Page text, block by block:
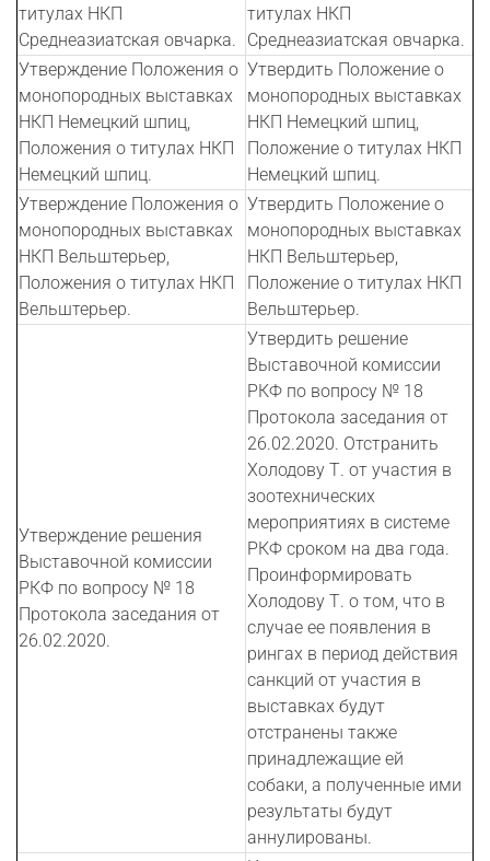
титулах НКП
Среднеазиатская овчарка.
титулах НКП
Среднеазиатская овчарка.
Утверждение Положения о
монопородных выставках
НКП Немецкий шпиц,
Положения о титулах НКП
Немецкий шпиц.
Утвердить Положение о
монопородных выставках
НКП Немецкий шпиц,
Положение о титулах НКП
Немецкий шпиц.
Утверждение Положения о
монопородных выставках
НКП Вельштерьер,
Положения о титулах НКП
Вельштерьер.
Утвердить Положение о
монопородных выставках
НКП Вельштерьер,
Положение о титулах НКП
Вельштерьер.
Утверждение решения
Выставочной комиссии
РКФ по вопросу № 18
Протокола заседания от
26.02.2020.
Утвердить решение
Выставочной комиссии
РКФ по вопросу № 18
Протокола заседания от
26.02.2020. Отстранить
Холодову Т. от участия в
зоотехнических
мероприятиях в системе
РКФ сроком на два года.
Проинформировать
Холодову Т. о том, что в
случае ее появления в
рингах в период действия
санкций от участия в
выставках будут
отстранены также
принадлежащие ей
собаки, а полученные ими
результаты будут
аннулированы.